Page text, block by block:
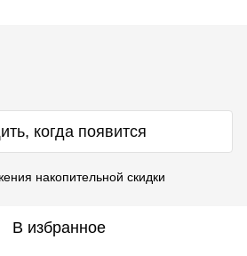
когда появится
накопительной скидки
В избранное